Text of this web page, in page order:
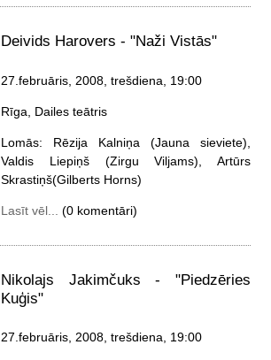
Deivids Harovers - "Naži Vistās"
27.februāris, 2008, trešdiena , 19:00
Rīga, Dailes teātris
Lomās: Rēzija Kalniņa (Jauna sieviete),
Valdis Liepiņš (Zirgu Viljams), Artūrs
Skrastiņš(Gilberts Horns)
Lasīt vēl... (0 komentāri)
Nikolajs Jakimčuks - "Piedzēries
Kuģis"
27.februāris, 2008, trešdiena, 19:00